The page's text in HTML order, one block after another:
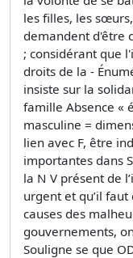
les filles, les
demandent d'être
; considérant que
droits de la -
insiste sur la
famille Absence «
masculine =
lien avec F, être
importantes dans
la N V présent de
urgent et qu’il
causes des
gouvernements,
Souligne se que